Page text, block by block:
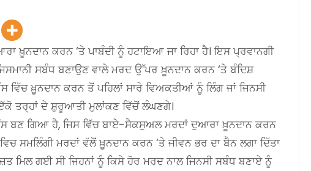
ਕਰਨ ‘ਤੇ ਪਾਬੰਦੀ ਨੂੰ ਹਟਾਇਆ ਜਾ ਰਿਹਾ ਹੈ। ਇਸ ਪ੍ਰਵਾਨਗੀ
ਸਬੰਧ ਬਣਾਉਣ ਵਾਲੇ ਮਰਦ ਉੱਪਰ ਖ਼ੂਨਦਾਨ ਕਰਨ ‘ਤੇ ਬੰਦਿਸ਼
ਵਿੱਚ ਖ਼ੂਨਦਾਨ ਕਰਨ ਤੋਂ ਪਹਿਲਾਂ ਸਾਰੇ ਵਿਅਕਤੀਆਂ ਨੂੰ ਲਿੰਗ ਜਾਂ ਜਿਨਸੀ
ਤਰ੍ਹਾਂ ਦੇ ਸ਼ੁਰੂਆਤੀ ਮੁਲਾਂਕਣ ਵਿੱਚੋਂ ਲੰਘਣਗੇ।
ਬਣ ਗਿਆ ਹੈ, ਜਿਸ ਵਿੱਚ ਬਾਏ-ਸੈਕਸੁਅਲ ਮਰਦਾਂ ਦੁਆਰਾ ਖ਼ੂਨਦਾਨ ਕਰਨ
ਸਮਲਿੰਗੀ ਮਰਦਾਂ ਵੱਲੋਂ ਖ਼ੂਨਦਾਨ ਕਰਨ ‘ਤੇ ਜੀਵਨ ਭਰ ਦਾ ਬੈਨ ਲਗਾ ਦਿੱਤਾ
ਮਿਲ ਗਈ ਸੀ ਜਿਹਨਾਂ ਨੂੰ ਕਿਸੇ ਹੋਰ ਮਰਦ ਨਾਲ ਜਿਨਸੀ ਸਬੰਧ ਬਣਾਏ ਨੂੰ